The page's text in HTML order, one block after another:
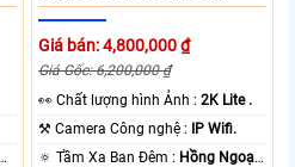
Giá bán: 4,800,000 ₫
Giá Gốc: 6,200,000 ₫
️👀 Chất lượng hình Ảnh :2K Lite .
⚒ Camera Công nghệ : IP Wifi.
🔅 Tầm Xa Ban Đêm : Hồng Ngoại